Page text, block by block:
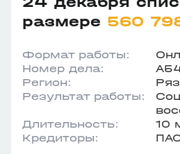
размере 560
Формат работы:
Номер дела:
Регион:
Результат работы:
Длительность:
10
Кредиторы: